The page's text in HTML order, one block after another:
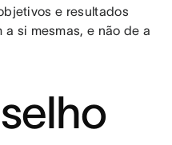
e resultados
si mesmas, e não de a